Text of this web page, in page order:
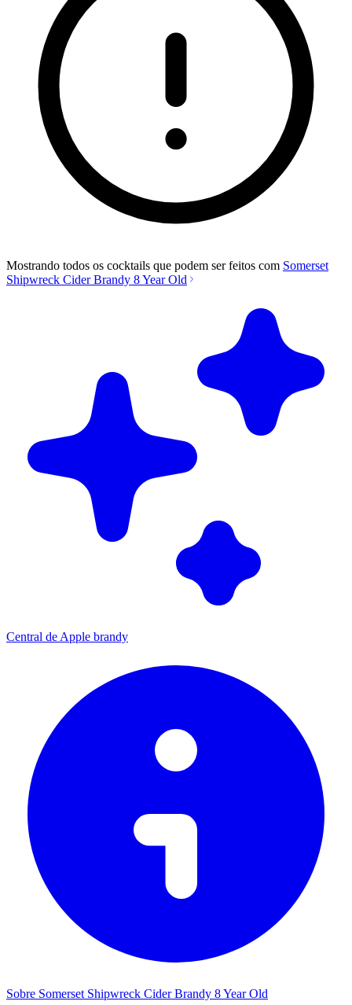
Mostrando todos os cocktails que podem ser feitos com Somerset
Shipwreck Cider Brandy 8 Year Old
Central de Apple brandy
Sobre Somerset Shipwreck Cider Brandy 8 Year Old